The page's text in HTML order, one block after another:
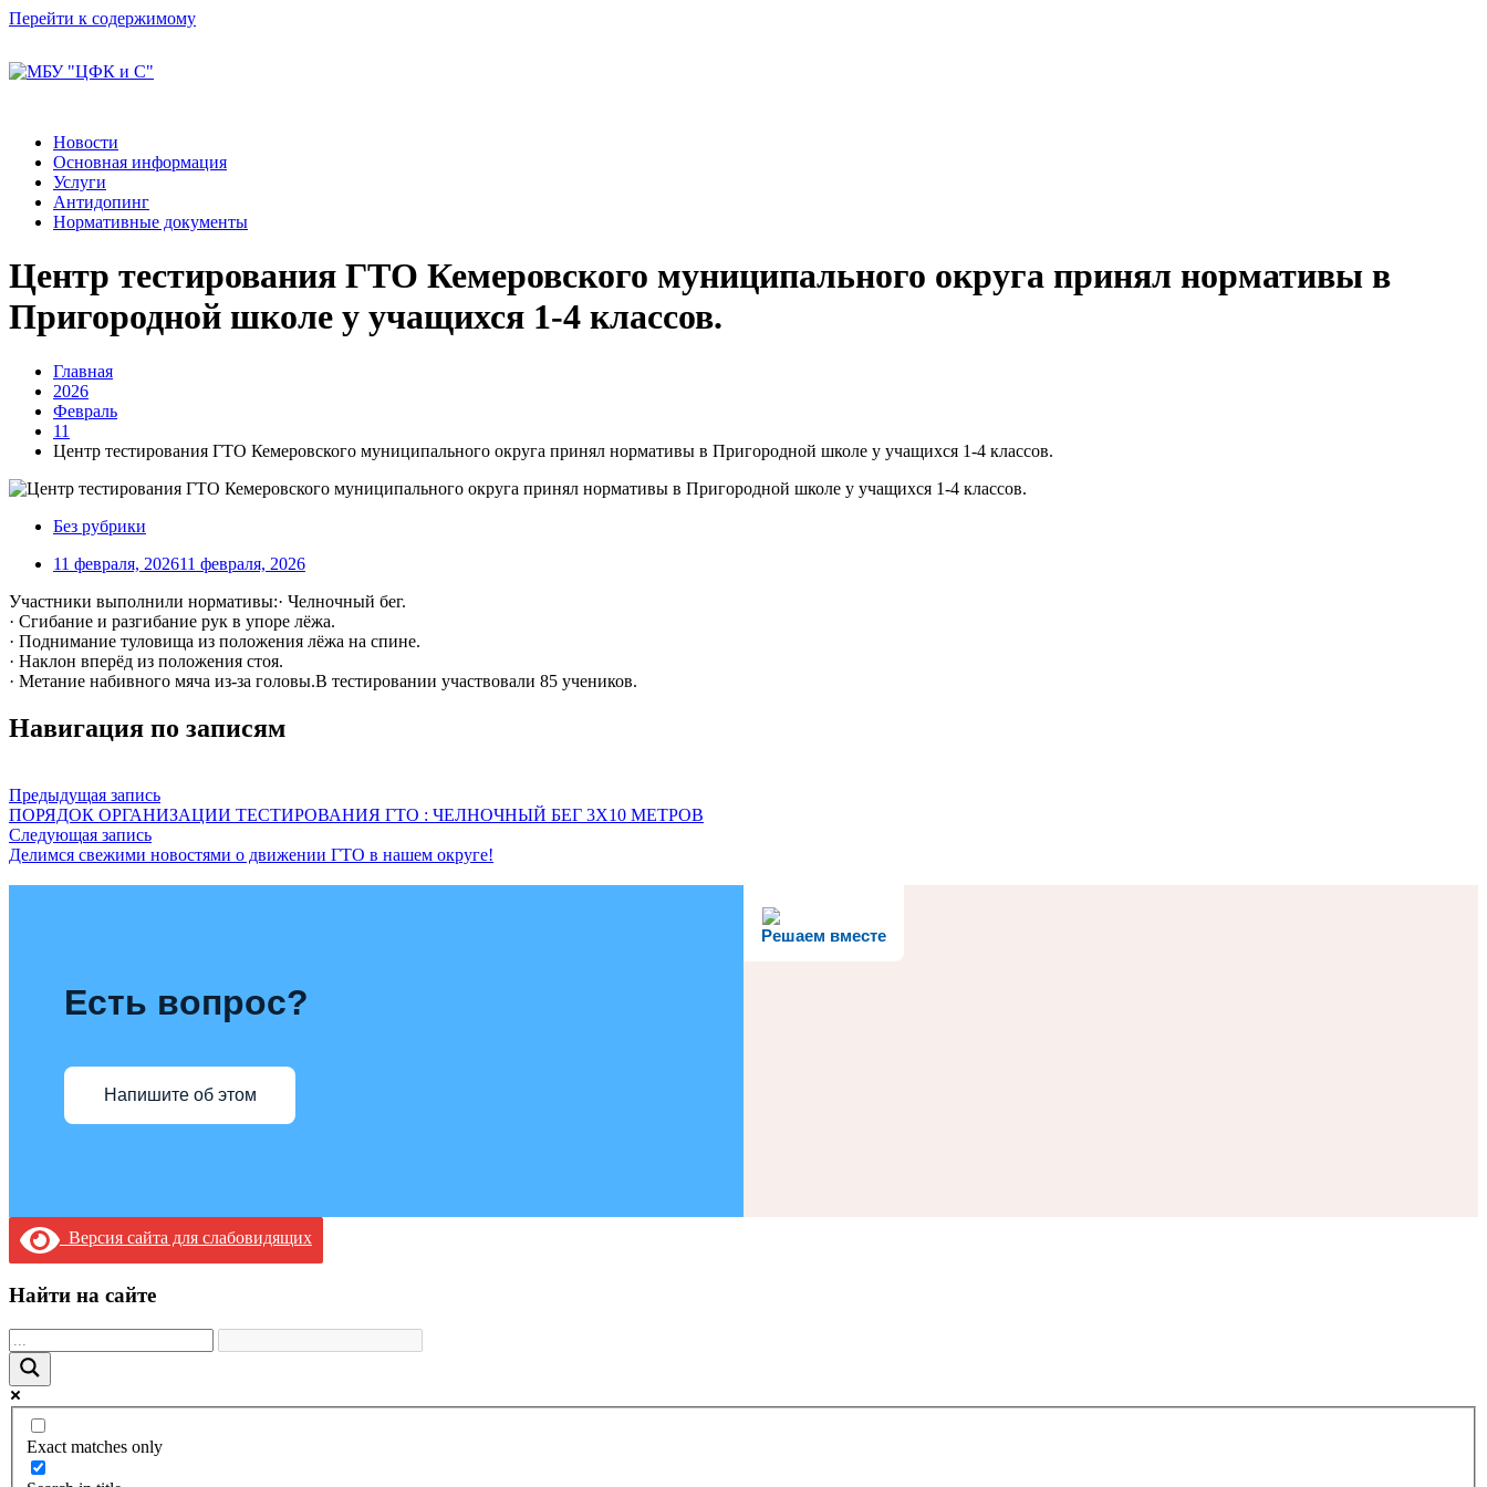
Перейти к содержимому
Новости
Основная информация
Услуги
Антидопинг
Нормативные документы
Центр тестирования ГТО Кемеровского муниципального округа принял нормативы в
Пригородной школе у учащихся 1-4 классов.
Главная
2026
Февраль
11
Центр тестирования ГТО Кемеровского муниципального округа принял нормативы в Пригородной школе у учащихся 1-4 классов.
Без рубрики
11 февраля, 202611 февраля, 2026
Участники выполнили нормативы:· Челночный бег.
· Сгибание и разгибание рук в упоре лёжа.
· Поднимание туловища из положения лёжа на спине.
· Наклон вперёд из положения стоя.
· Метание набивного мяча из-за головы.В тестировании участвовали 85 учеников.
Навигация по записям
Предыдущая запись
ПОРЯДОК ОРГАНИЗАЦИИ ТЕСТИРОВАНИЯ ГТО : ЧЕЛНОЧНЫЙ БЕГ 3Х10 МЕТРОВ
Следующая запись
Делимся свежими новостями о движении ГТО в нашем округе!
Решаем вместе
Есть вопрос?
Напишите об этом
Версия сайта для слабовидящих
Найти на сайте
Exact matches only